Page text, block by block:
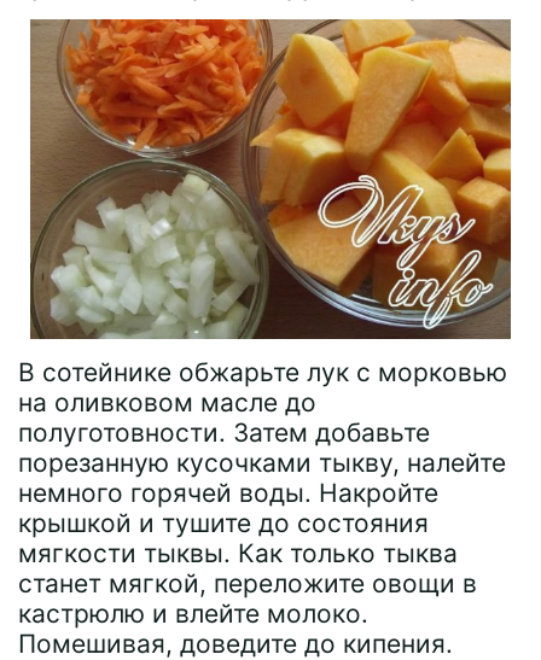
В сотейнике обжарьте лук с морковью
на оливковом масле до
полуготовности. Затем добавьте
порезанную кусочками тыкву, налейте
немного горячей воды. Накройте
крышкой и тушите до состояния
мягкости тыквы. Как только тыква
станет мягкой, переложите овощи в
кастрюлю и влейте молоко.
Помешивая, доведите до кипения.